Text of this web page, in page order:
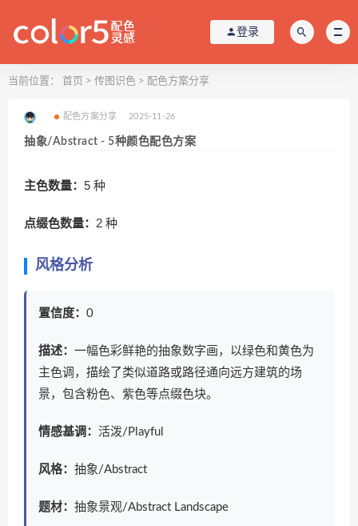
登录
当前位置： 首页 > 传图识色 > 配色方案分享
配色方案分享 2025-11-26
抽象/Abstract - 5种颜色配色方案
主色数量： 5 种
点缀色数量： 2 种
风格分析
置信度： 0
描述： 一幅色彩鲜艳的抽象数字画，以绿色和黄色为
主色调，描绘了类似道路或路径通向远方建筑的场
景，包含粉色、紫色等点缀色块。
情感基调： 活泼/Playful
风格： 抽象/Abstract
题材： 抽象景观/Abstract Landscape